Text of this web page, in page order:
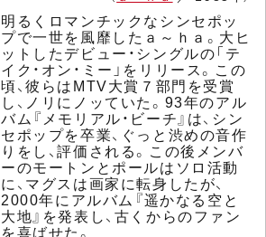
明るくロマンチックなシンセポッ
プで一世を風靡したａ～ｈａ。大ヒ
ットしたデビュー・シングルの「テ
イク・オン・ミー」をリリース。この
頃、彼らはMTV大賞７部門を受賞
し、ノリにノッていた。93年のアル
バム『メモリアル・ビーチ』は、シン
セポップを卒業、ぐっと渋めの音作
りをし、評価される。この後メンバ
ーのモートンとポールはソロ活動
に、マグスは画家に転身したが、
2000年にアルバム『遥かなる空と
大地』を発表し、古くからのファン
を喜ばせた。